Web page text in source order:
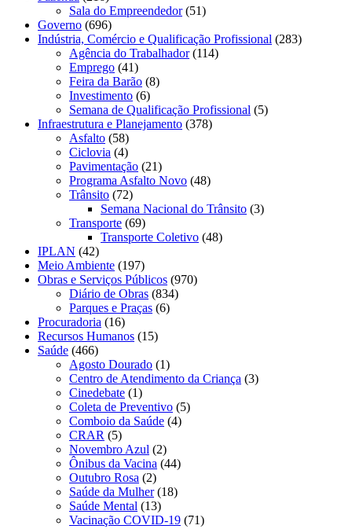
Sala do Empreendedor(51)
Governo (696)
Indústria, Comércio e Qualificação Profissional (283)
Agência do Trabalhador(114)
Emprego (41)
Feira da Barão (8)
Investimento (6)
Semana de Qualificação Profissional (5)
Infraestrutura e Planejamento (378)
Asfalto (58)
Ciclovia (4)
Pavimentação (21)
Programa Asfalto Novo (48)
Trânsito (72)
Semana Nacional do Trânsito (3)
Transporte (69)
Transporte Coletivo (48)
IPLAN (42)
Meio Ambiente (197)
Obras e Serviços Públicos (970)
Diário de Obras (834)
Parques e Praças (6)
Procuradoria (16)
Recursos Humanos (15)
Saúde (466)
Agosto Dourado (1)
Centro de Atendimento da Criança (3)
Cinedebate (1)
Coleta de Preventivo (5)
Comboio da Saúde (4)
CRAR (5)
Novembro Azul (2)
Ônibus da Vacina (44)
Outubro Rosa (2)
Saúde da Mulher(18)
Saúde Mental (13)
Vacinação COVID-19 (71)